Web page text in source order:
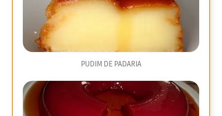
PUDIM DE PADARIA